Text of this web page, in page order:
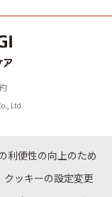
Ltd.
利便性の向上のため
ッキーの設定変更